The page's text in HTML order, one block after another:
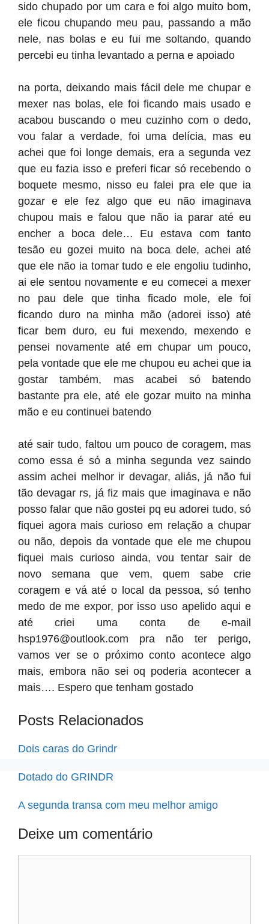
sido chupado por um cara e foi algo muito bom,
ele ficou chupando meu pau, passando a mão
nele, nas bolas e eu fui me soltando, quando
percebi eu tinha levantado a perna e apoiado
na porta, deixando mais fácil dele me chupar e
mexer nas bolas, ele foi ficando mais usado e
acabou buscando o meu cuzinho com o dedo,
vou falar a verdade, foi uma delícia, mas eu
achei que foi longe demais, era a segunda vez
que eu fazia isso e preferi ficar só recebendo o
boquete mesmo, nisso eu falei pra ele que ia
gozar e ele fez algo que eu não imaginava
chupou mais e falou que não ia parar até eu
encher a boca dele… Eu estava com tanto
tesão eu gozei muito na boca dele, achei até
que ele não ia tomar tudo e ele engoliu tudinho,
ai ele sentou novamente e eu comecei a mexer
no pau dele que tinha ficado mole, ele foi
ficando duro na minha mão (adorei isso) até
ficar bem duro, eu fui mexendo, mexendo e
pensei novamente até em chupar um pouco,
pela vontade que ele me chupou eu achei que ia
gostar também, mas acabei só batendo
bastante pra ele, até ele gozar muito na minha
mão e eu continuei batendo
até sair tudo, faltou um pouco de coragem, mas
como essa é só a minha segunda vez saindo
assim achei melhor ir devagar, aliás, já não fui
tão devagar rs, já fiz mais que imaginava e não
posso falar que não gostei pq eu adorei tudo, só
fiquei agora mais curioso em relação a chupar
ou não, depois da vontade que ele me chupou
fiquei mais curioso ainda, vou tentar sair de
novo semana que vem, quem sabe crie
coragem e vá até o local da pessoa, só tenho
medo de me expor, por isso uso apelido aqui e
até criei uma conta de e-mail
hsp1976@outlook.com pra não ter perigo,
vamos ver se o próximo conto acontece algo
mais, embora não sei oq poderia acontecer a
mais…. Espero que tenham gostado
Posts Relacionados
Dois caras do Grindr
Dotado do GRINDR
A segunda transa com meu melhor amigo
Deixe um comentário